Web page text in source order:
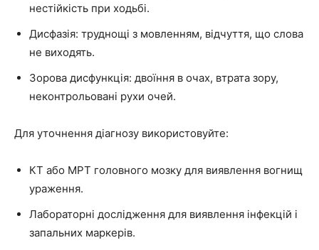
нестійкість при ходьбі.
Дисфазія: труднощі з мовленням, відчуття, що слова
не виходять.
Зорова дисфункція: двоїння в очах, втрата зору,
неконтрольовані рухи очей.
Для уточнення діагнозу використовуйте:
КТ або МРТ головного мозку для виявлення вогнищ
ураження.
Лабораторні дослідження для виявлення інфекцій і
запальних маркерів.